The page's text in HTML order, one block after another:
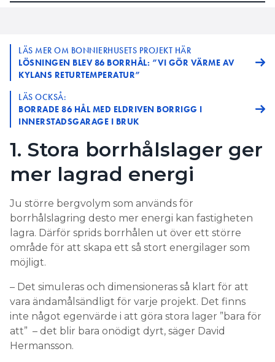
LÄS MER OM BONNIERHUSETS PROJEKT HÄR
LÖSNINGEN BLEV 86 BORRHÅL: ”VI GÖR VÄRME AV
KYLANS RETURTEMPERATUR”
LÄS OCKSÅ:
BORRADE 86 HÅL MED ELDRIVEN BORRIGG I
INNERSTADSGARAGE I BRUK
1. Stora borrhålslager ger
mer lagrad energi
Ju större bergvolym som används för
borrhålslagring desto mer energi kan fastigheten
lagra. Därför sprids borrhålen ut över ett större
område för att skapa ett så stort energilager som
möjligt.
– Det simuleras och dimensioneras så klart för att
vara ändamålsändligt för varje projekt. Det finns
inte något egenvärde i att göra stora lager ”bara för
att” – det blir bara onödigt dyrt, säger David
Hermansson.